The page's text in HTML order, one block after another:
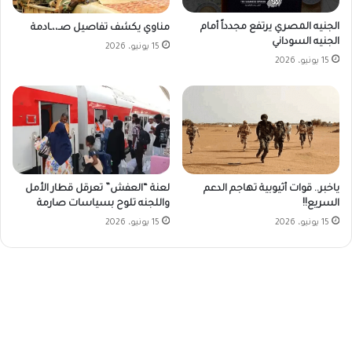
الجنيه المصري يرتفع مجدداً أمام
الجنيه السوداني
15 يونيو، 2026
مناوي يكشف تفاصيل صـ،،ـادمة
15 يونيو، 2026
ياخبر.. قوات أثيوبية تهاجم الدعم
السريع!!
15 يونيو، 2026
لعنة “العفش” تعرقل قطار الأمل
واللجنه تلوح بسياسات صارمة
15 يونيو، 2026